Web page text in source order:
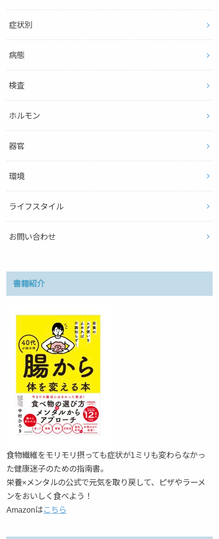
症状別
病態
検査
ホルモン
器官
環境
ライフスタイル
お問い合わせ
書籍紹介
食物繊維をモリモリ摂っても症状が1ミリも変わらなかっ
た健康迷子のための指南書。
栄養×メンタルの公式で元気を取り戻して、ピザやラーメ
ンをおいしく食べよう！
Amazonはこちら